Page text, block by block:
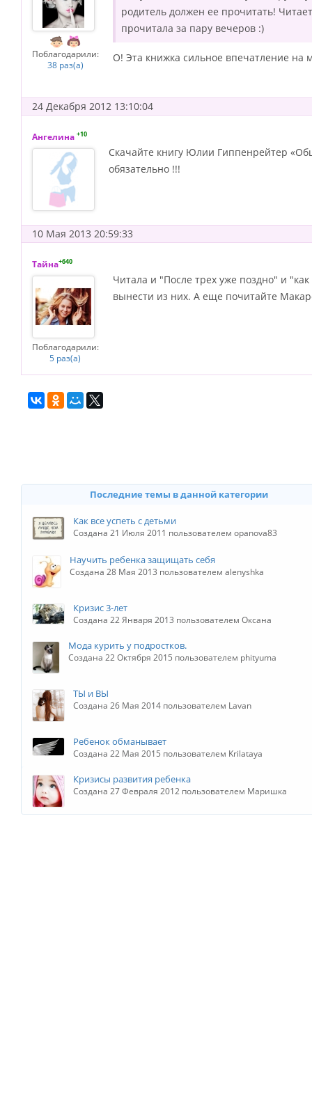
Поблагодарили:
38 раз(а)
родитель должен ее прочитать!
прочитала за пару вечеров :)
О! Эта книжка сильное впечатление на
24 Декабря 2012 13:10:04
Ангелина +10
Скачайте книгу Юлии Гиппенрейтер
обязательно !!!
10 Мая 2013 20:59:33
Тайна+640
Поблагодарили:
5 раз(а)
Читала и "После трех уже поздно" и
вынести из них. А еще почитайте
Последние темы в данной категории
Как все успеть с детьми
Создана 21 Июля 2011 пользователем opanova83
Научить ребенка защищать себя
Создана 28 Мая 2013 пользователем alenyshka
Кризис 3-лет
Создана 22 Января 2013 пользователем Оксана
Мода курить у подростков.
Создана 22 Октября 2015 пользователем phityuma
ТЫ и ВЫ
Создана 26 Мая 2014 пользователем Lavan
Ребенок обманывает
Создана 22 Мая 2015 пользователем Krilataya
Кризисы развития ребенка
Создана 27 Февраля 2012 пользователем Маришка